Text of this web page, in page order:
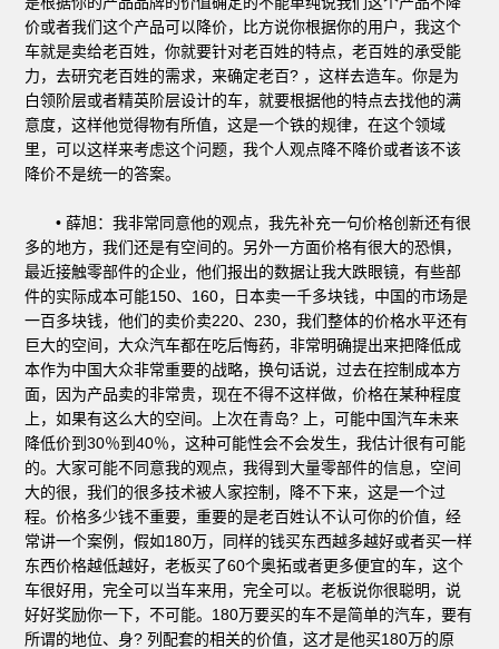
价或者我们这个产品可以降价，比方说你根据你的用户，我这个
车就是卖给老百姓，你就要针对老百姓的特点，老百姓的承受能
力，去研究老百姓的需求，来确定老百? ，这样去造车。你是为
白领阶层或者精英阶层设计的车，就要根据他的特点去找他的满
意度，这样他觉得物有所值，这是一个铁的规律，在这个领域
里，可以这样来考虑这个问题，我个人观点降不降价或者该不该
降价不是统一的答案。
• 薛旭：我非常同意他的观点，我先补充一句价格创新还有很
多的地方，我们还是有空间的。另外一方面价格有很大的恐惧，
最近接触零部件的企业，他们报出的数据让我大跌眼镜，有些部
件的实际成本可能150、160，日本卖一千多块钱，中国的市场是
一百多块钱，他们的卖价卖220、230，我们整体的价格水平还有
巨大的空间，大众汽车都在吃后悔药，非常明确提出来把降低成
本作为中国大众非常重要的战略，换句话说，过去在控制成本方
面，因为产品卖的非常贵，现在不得不这样做，价格在某种程度
上，如果有这么大的空间。上次在青岛? 上，可能中国汽车未来
降低价到30％到40％，这种可能性会不会发生，我估计很有可能
的。大家可能不同意我的观点，我得到大量零部件的信息，空间
大的很，我们的很多技术被人家控制，降不下来，这是一个过
程。价格多少钱不重要，重要的是老百姓认不认可你的价值，经
常讲一个案例，假如180万，同样的钱买东西越多越好或者买一样
东西价格越低越好，老板买了60个奥拓或者更多便宜的车，这个
车很好用，完全可以当车来用，完全可以。老板说你很聪明，说
好好奖励你一下，不可能。180万要买的车不是简单的汽车，要有
所谓的地位、身? 列配套的相关的价值，这才是他买180万的原